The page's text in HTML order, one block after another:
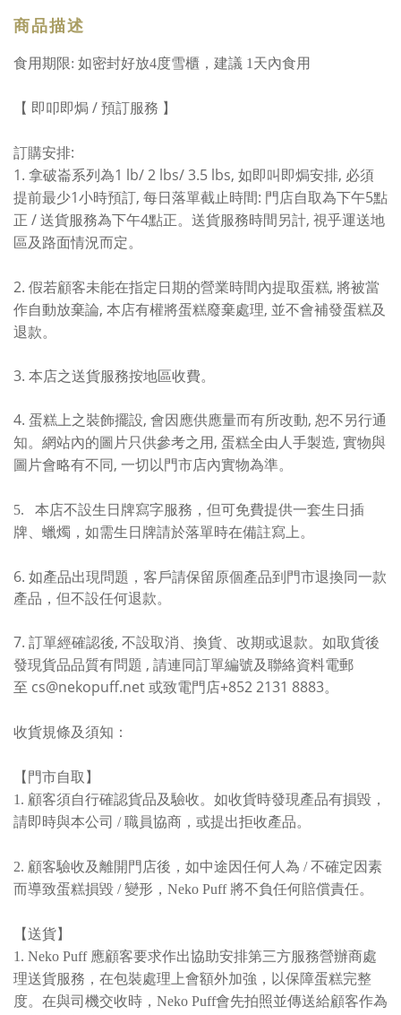
商品描述
食用期限: 如密封好放4度雪櫃，建議 1天內食用
【 即叩即焗 / 預訂服務 】
訂購安排:
1. 拿破崙系列為1 lb/2 lbs/ 3.5 lbs, 如即叫即焗安排, 必須
提前最少1小時預訂, 每日落單截止時間: 門店自取為下午5點
正 / 送貨服務為下午4點正。送貨服務時間另計, 視乎運送地
區及路面情況而定。
2. 假若顧客未能在指定日期的營業時間內提取蛋糕, 將被當
作自動放棄論, 本店有權將蛋糕廢棄處理, 並不會補發蛋糕及
退款。
3. 本店之送貨服務按地區收費。
4. 蛋糕上之裝飾擺設, 會因應供應量而有所改動, 恕不另行通
知。網站內的圖片只供參考之用 , 蛋糕全由人手製造, 實物與
圖片會略有不同 , 一切以門市店內實物為準。
5. 本店不設生日牌寫字服務，但可免費提供一套生日插
牌、蠟燭，如需生日牌請於落單時在備註寫上 。
6. 如產品出現問題，客戶請保留原個產品到門市退換同一款
產品，但不設任何退款。
7. 訂單經確認後, 不設取消、換貨、改期或退款。如取貨後
發現貨品品質有問題 , 請連同訂單編號及聯絡資料電郵
至 cs@nekopuff.net 或致電門店+852 2131 8883。
收貨規條及須知：
【門市自取】
1. 顧客須自行確認貨品及驗收。如收貨時發現產品有損毀，
請即時與本公司 / 職員協商，或提出拒收產品。
2. 顧客驗收及離開門店後，如中途因任何人為 / 不確定因素
而導致蛋糕損毀 / 變形，Neko Puff 將不負任何賠償責任。
【送貨】
1. Neko Puff 應顧客要求作出協助安排第三方服務營辦商處
理送貨服務，在包裝處理上會額外加強，以保障蛋糕完整
度。在與司機交收時，Neko Puff會先拍照並傳送給顧客作為